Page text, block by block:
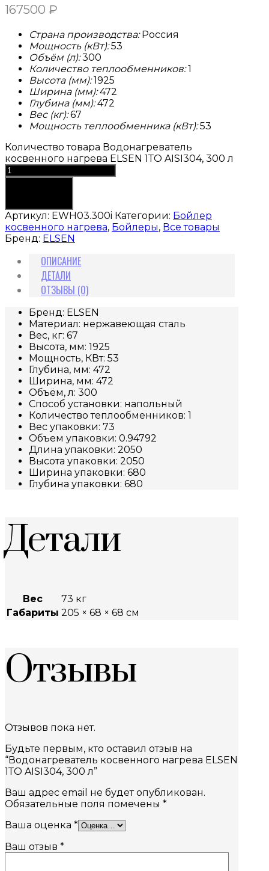
167500 ₽
Страна производства:Россия
Мощность (кВт):53
Объём (л):300
Количество теплообменников:1
Высота (мм):1925
Ширина (мм):472
Глубина (мм):472
Вес (кг):67
Мощность теплообменника (кВт):53
Количество товара Водонагреватель
косвенного нагрева ELSEN 1ТО AISI304, 300 л
Артикул: EWH03.300i Категории: Бойлер
косвенного нагрева, Бойлеры, Все товары
Бренд: ELSEN
ОПИСАНИЕ
ДЕТАЛИ
ОТЗЫВЫ (0)
Бренд: ELSEN
Материал: нержавеющая сталь
Вес, кг: 67
Высота, мм: 1925
Мощность, КВт: 53
Глубина, мм: 472
Ширина, мм: 472
Объём, л: 300
Способ установки: напольный
Количество теплообменников: 1
Вес упаковки: 73
Объем упаковки: 0.94792
Длина упаковки: 2050
Высота упаковки: 2050
Ширина упаковки: 680
Глубина упаковки: 680
Детали
Вес
73 кг
Габариты 205 × 68 × 68 см
Отзывы
Отзывов пока нет.
Будьте первым, кто оставил отзыв на
“Водонагреватель косвенного нагрева ELSEN
1ТО AISI304, 300 л”
Ваш адрес email не будет опубликован.
Обязательные поля помечены *
Ваша оценка *
Ваш отзыв *